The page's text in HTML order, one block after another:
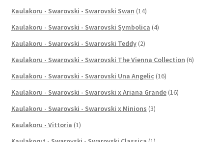
Kaulakoru - Swarovski - Swarovski Swan (14)
Kaulakoru - Swarovski - Swarovski Symbolica (4)
Kaulakoru - Swarovski - Swarovski Teddy (2)
Kaulakoru - Swarovski - Swarovski The Vienna Collection (6)
Kaulakoru - Swarovski - Swarovski Una Angelic (16)
Kaulakoru - Swarovski - Swarovski x Ariana Grande (16)
Kaulakoru - Swarovski - Swarovski x Minions (3)
Kaulakoru - Vittoria (1)